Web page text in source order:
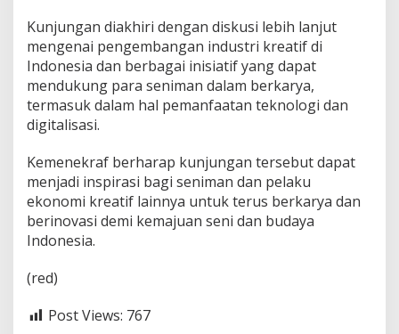
Kunjungan diakhiri dengan diskusi lebih lanjut
mengenai pengembangan industri kreatif di
Indonesia dan berbagai inisiatif yang dapat
mendukung para seniman dalam berkarya,
termasuk dalam hal pemanfaatan teknologi dan
digitalisasi.
Kemenekraf berharap kunjungan tersebut dapat
menjadi inspirasi bagi seniman dan pelaku
ekonomi kreatif lainnya untuk terus berkarya dan
berinovasi demi kemajuan seni dan budaya
Indonesia.
(red)
Post Views: 767